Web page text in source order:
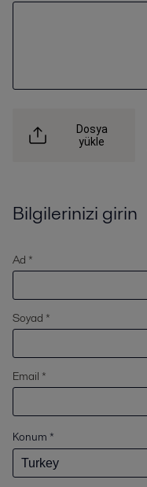
Dosya
yükle
Bilgilerinizi girin
Ad *
Soyad *
Email *
Konum *